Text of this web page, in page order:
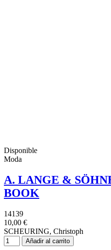
Disponible
Moda
A. LANGE &
BOOK
14139
10,00 €
SCHEURING, Christoph
Añadir al carrito